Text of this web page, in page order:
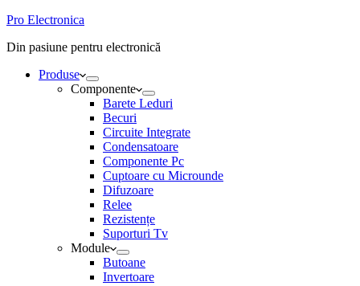
Pro Electronica
Din pasiune pentru electronică
Produse
Componente
Barete Leduri
Becuri
Circuite Integrate
Condensatoare
Componente Pc
Cuptoare cu Microunde
Difuzoare
Relee
Rezistențe
Suporturi Tv
Module
Butoane
Invertoare